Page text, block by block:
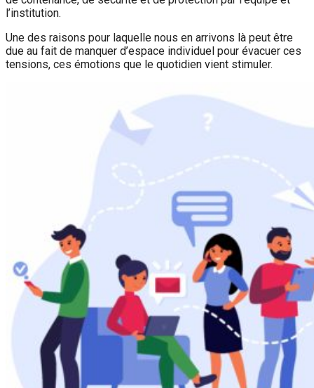
l’institution.
Une des raisons pour laquelle nous en arrivons là peut être
due au fait de manquer d’espace individuel pour évacuer ces
tensions, ces émotions que le quotidien vient stimuler.